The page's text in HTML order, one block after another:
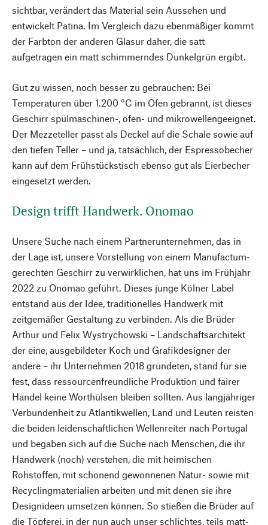
sichtbar, verändert das Material sein Aussehen und
entwickelt Patina. Im Vergleich dazu ebenmäßiger kommt
der Farbton der anderen Glasur daher, die satt
aufgetragen ein matt schimmerndes Dunkelgrün ergibt.
Gut zu wissen, noch besser zu gebrauchen: Bei
Temperaturen über 1.200 °C im Ofen gebrannt, ist dieses
Geschirr spülmaschinen-, ofen- und mikrowellengeeignet.
Der Mezzeteller passt als Deckel auf die Schale sowie auf
den tiefen Teller – und ja, tatsächlich, der Espressobecher
kann auf dem Frühstückstisch ebenso gut als Eierbecher
eingesetzt werden.
Design trifft Handwerk. Onomao
Unsere Suche nach einem Partnerunternehmen, das in
der Lage ist, unsere Vorstellung von einem Manufactum-
gerechten Geschirr zu verwirklichen, hat uns im Frühjahr
2022 zu Onomao geführt. Dieses junge Kölner Label
entstand aus der Idee, traditionelles Handwerk mit
zeitgemäßer Gestaltung zu verbinden. Als die Brüder
Arthur und Felix Wystrychowski – Landschaftsarchitekt
der eine, ausgebildeter Koch und Grafikdesigner der
andere – ihr Unternehmen 2018 gründeten, stand für sie
fest, dass ressourcenfreundliche Produktion und fairer
Handel keine Worthülsen bleiben sollten. Aus langjähriger
Verbundenheit zu Atlantikwellen, Land und Leuten reisten
die beiden leidenschaftlichen Wellenreiter nach Portugal
und begaben sich auf die Suche nach Menschen, die ihr
Handwerk (noch) verstehen, die mit heimischen
Rohstoffen, mit schonend gewonnenen Natur- sowie mit
Recyclingmaterialien arbeiten und mit denen sie ihre
Designideen umsetzen können. So stießen die Brüder auf
die Töpferei, in der nun auch unser schlichtes, teils matt-